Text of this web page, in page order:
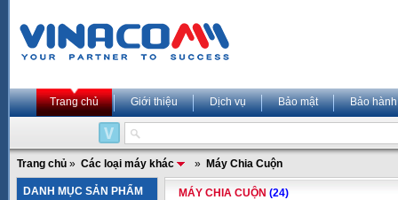
Trang chủ Giới thiệu Dịch vụ Bảo mật Bảo hành
Trang chủ » Các loại máy khác » Máy Chia Cuộn
DANH MỤC SẢN PHẨM MÁY CHIA CUỘN (24)